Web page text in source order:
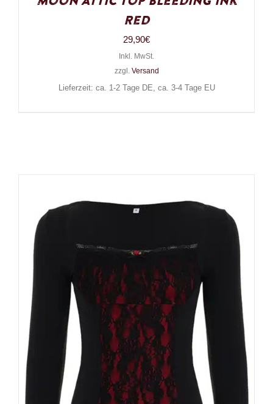
Red
29,90€
Inkl. MwSt.
zzgl. Versand
Lieferzeit: ca. 1-2 Tage DE, ca. 3-4 Tage EU